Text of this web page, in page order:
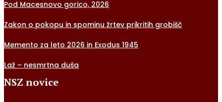
Pod Macesnovo gorico, 2026
Zakon o pokopu in spominu žrtev prikritih grobišč
Memento za leto 2026 in Exodus 1945
Laž – nesmrtna duša
NSZ novice